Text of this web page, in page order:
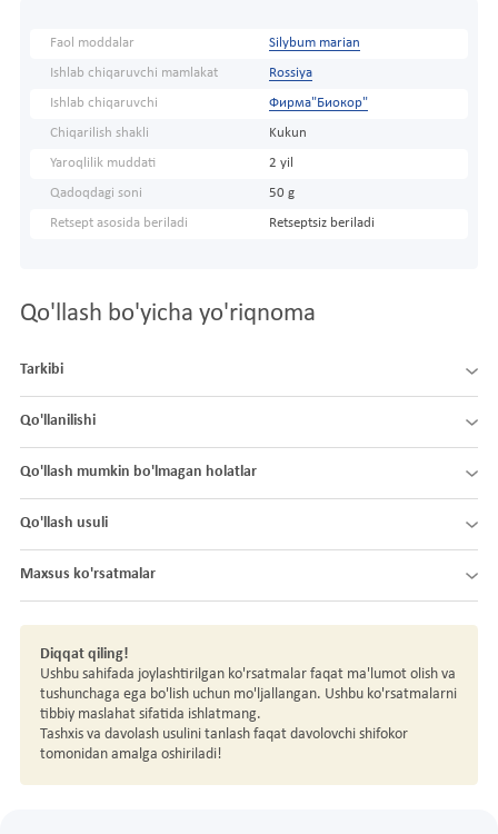
Faol moddalar Silybum marian
Ishlab chiqaruvchi mamlakat Rossiya
Ishlab chiqaruvchi Фирма"Биокор"
Chiqarilish shakli Kukun
Yaroqlilik muddati 2 yil
Qadoqdagi soni 50 g
Retsept asosida beriladi Retseptsiz beriladi
Qo'llash bo'yicha yo'riqnoma
Tarkibi
Qo'llanilishi
Qo'llash mumkin bo'lmagan holatlar
Qo'llash usuli
Maxsus ko'rsatmalar
Diqqat qiling!
Ushbu sahifada joylashtirilgan ko'rsatmalar faqat ma'lumot olish va
tushunchaga ega bo'lish uchun mo'ljallangan. Ushbu ko'rsatmalarni
tibbiy maslahat sifatida ishlatmang.
Tashxis va davolash usulini tanlash faqat davolovchi shifokor
tomonidan amalga oshiriladi!